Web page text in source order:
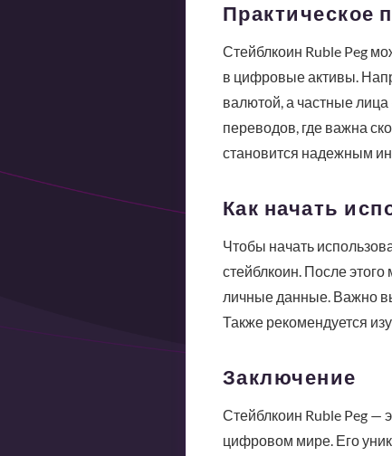
Практическое
Стейблкоин Ruble Peg
в цифровые активы.
валютой, а частные
переводов, где важна
становится надежным
Как начать
Чтобы начать
стейблкоин. После
личные данные. Важно
Также рекомендуется
Заключение
Стейблкоин Ruble Peg —
цифровом мире. Его